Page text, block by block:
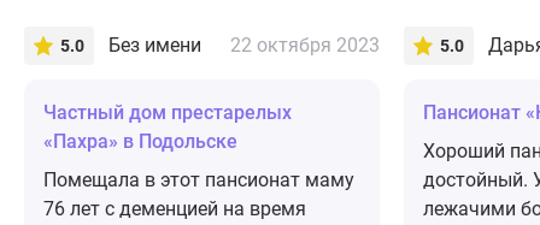
5.0 Без имени 22 октября 2023
Частный дом престарелых
«Пахра» в Подольске
Помещала в этот пансионат маму
76 лет с деменцией на время
5.0
Пансионат
Хороший
достойный.
лежачими